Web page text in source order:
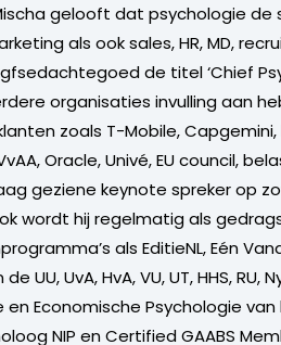
gelooft dat psychologie de
als ook sales, HR, MD,
de titel ‘Chief
organisaties invulling aan
zoals T-Mobile,
Oracle, Univé, EU council,
geziene keynote spreker op
wordt hij regelmatig als
als EditieNL, Eén
UvA, HvA, VU, UT, HHS, RU,
Economische Psychologie
NIP en Certified GAABS